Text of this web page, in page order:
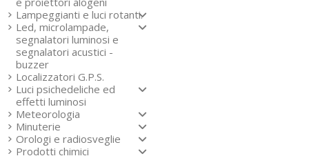
Lampeggianti e luci rotanti.
Led, microlampade,
segnalatori luminosi e
segnalatori acustici -
buzzer
Localizzatori G.P.S.
Luci psichedeliche ed
effetti luminosi
Meteorologia
Minuterie
Orologi e radiosveglie
Prodotti chimici